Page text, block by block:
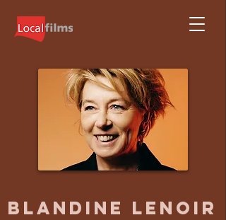
BLANDINE LENOIR